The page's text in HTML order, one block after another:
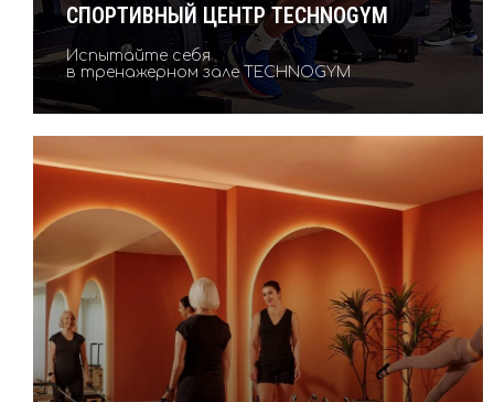
СПОРТИВНЫЙ ЦЕНТР TECHNOGYM
Испытайте себя
в тренажерном зале TECHNOGYM